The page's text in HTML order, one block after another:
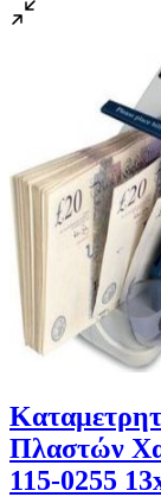
Πλαστών
115-0255